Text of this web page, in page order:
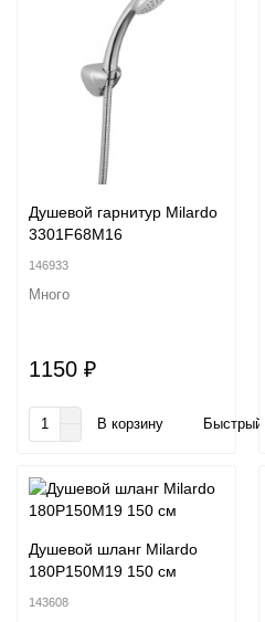
Душевой гарнитур Milardo
3301F68M16
146933
Много
1150 ₽
В корзину Быстрый
Душевой шланг Milardo
180P150M19 150 см
143608